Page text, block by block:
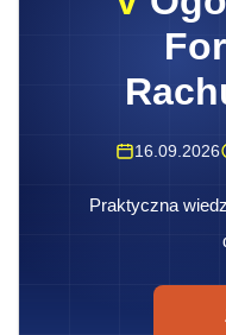
16.09.2026
Praktyczna